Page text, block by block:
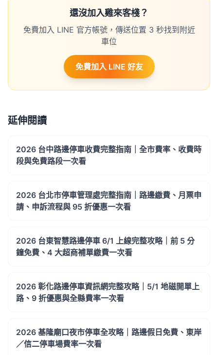
還沒加入雞來客棧？
免費加入 LINE 官方帳號，傳送位置 3 秒找到附近
車位
免費加入 LINE 好友
延伸閱讀
2026 台中路邊停車收費完整指南｜全市費率、收費時
段與免費路段一次看
2026 台北市停車管理處完整指南｜路邊繳費、月票申
請、申訴流程與 95 折優惠一次看
2026 台東智慧路邊停車 6/1 上線完整攻略｜前 5 分
鐘免費、4 大超商補單繳費一次看
2026 彰化路邊停車資訊網完整攻略｜5/1 地磁開單上
路、9 折優惠與全縣費率一次看
2026 基隆廟口夜市停車全攻略｜路邊假日免費、東岸
／信二停車場費率一次看